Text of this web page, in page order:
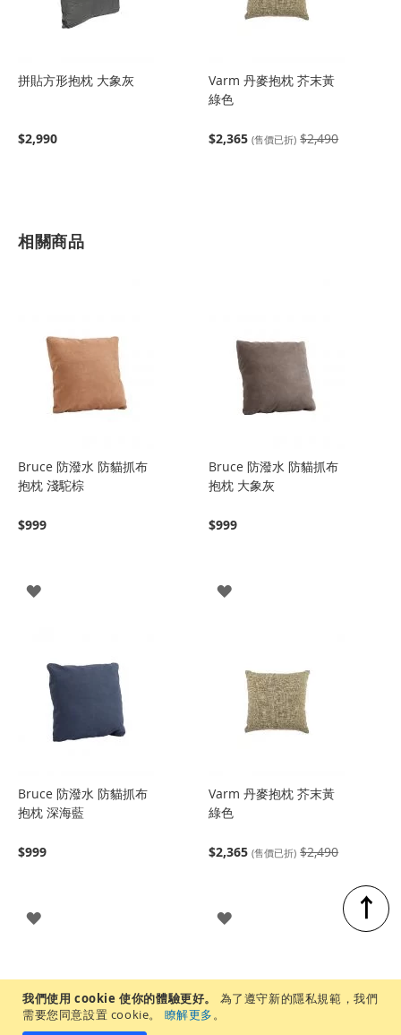
我們使用 cookie 使你的體驗更好。
為了遵守新的隱私規範，我們
需要您同意設置 cookie。
瞭解更多。
拼貼方形抱枕 大象灰
$2,990
Varm 丹麥抱枕 芥末黃
綠色
$2,365 (售價已折) $2,490
相關商品
Bruce 防潑水 防貓抓布
抱枕 淺駝棕
$999
登
Bruce 防潑水 防貓抓布
抱枕 大象灰
$999
登
Bruce 防潑水 防貓抓布
抱枕 深海藍
$999
登
Varm 丹麥抱枕 芥末黃
綠色
$2,365 (售價已折) $2,490
登
↑